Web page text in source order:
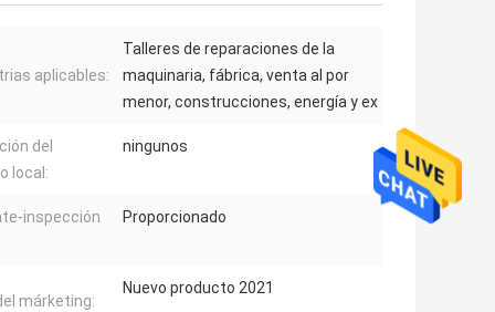
aplicables:
Talleres de reparaciones de la
maquinaria, fábrica, venta al por
menor, construcciones, energía y ex
del
local:
ningunos
inspección Proporcionado
márketing:
Nuevo producto 2021